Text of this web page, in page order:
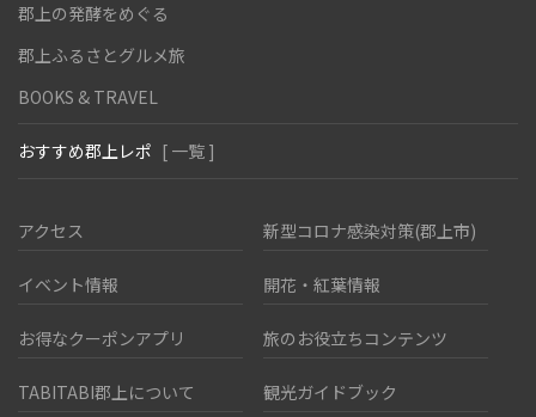
郡上の発酵をめぐる
郡上ふるさとグルメ旅
BOOKS & TRAVEL
おすすめ郡上レポ [ 一覧 ]
アクセス 新型コロナ感染対策(郡上市)
イベント情報 開花・紅葉情報
お得なクーポンアプリ 旅のお役立ちコンテンツ
TABITABI郡上について 観光ガイドブック